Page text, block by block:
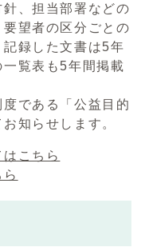
、担当部署などの
望者の区分ごとの
録した文書は5年
覧表も5年間掲載
である「公益目的
知らせします。
こちら